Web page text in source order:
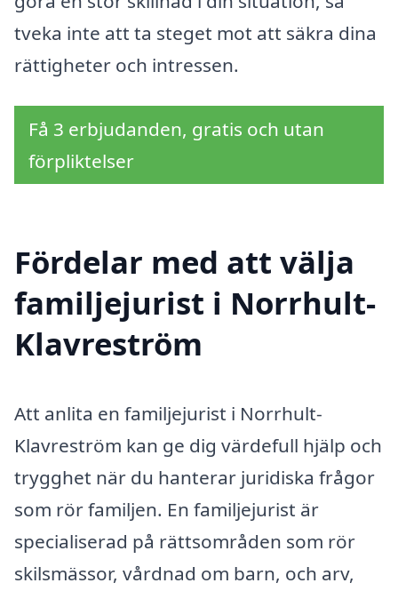
tveka inte att ta steget mot att säkra dina
rättigheter och intressen.
Få 3 erbjudanden, gratis och utan
förpliktelser
Fördelar med att välja
familjejurist i Norrhult-
Klavreström
Att anlita en familjejurist i Norrhult-
Klavreström kan ge dig värdefull hjälp och
trygghet när du hanterar juridiska frågor
som rör familjen. En familjejurist är
specialiserad på rättsområden som rör
skilsmässor, vårdnad om barn, och arv,